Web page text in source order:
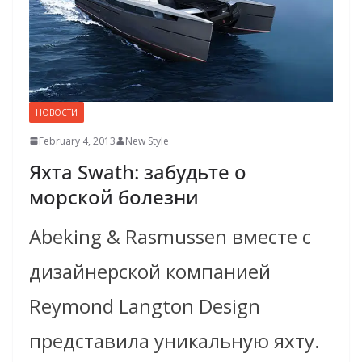
НОВОСТИ
February 4, 2013 New Style
Яхта Swath: забудьте о
морской болезни
Abeking & Rasmussen вместе с
дизайнерской компанией
Reymond Langton Design
представила уникальную яхту.